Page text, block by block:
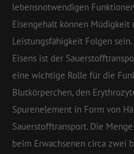
lebensnotwendigen
Eisengehalt können Müdigkeit
Leistungsfähigkeit Folgen
Eisens ist der
eine wichtige Rolle für die
Blutkörperchen, den
Spurenelement in Form von
Sauerstofftransport. Die
beim Erwachsenen circa zwei